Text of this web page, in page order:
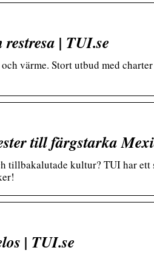
| TUI.se
värme. Stort utbud med
till färgstarka
tillbakalutade kultur? TUI har ett
| TUI.se